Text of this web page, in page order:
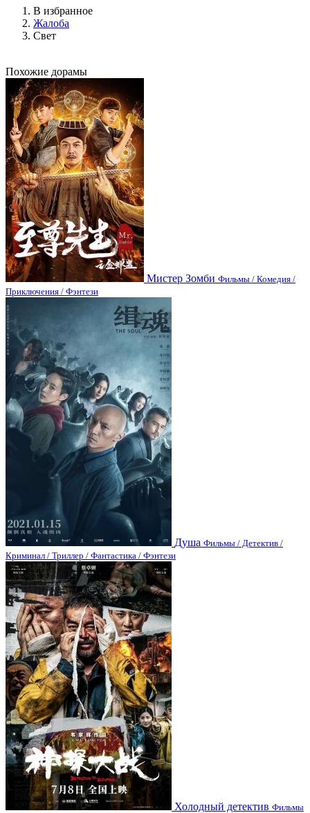
В избранное
Жалоба
Свет
Похожие дорамы
Мистер Зомби Фильмы / Комедия /
Приключения / Фэнтези
Душа Фильмы / Детектив /
Криминал / Триллер / Фантастика / Фэнтези
Холодный детектив Фильмы